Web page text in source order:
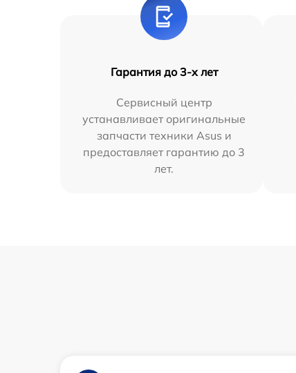
Гарантия до 3-х лет
Сервисный центр
устанавливает оригинальные
запчасти техники Asus и
предоставляет гарантию до 3
лет.